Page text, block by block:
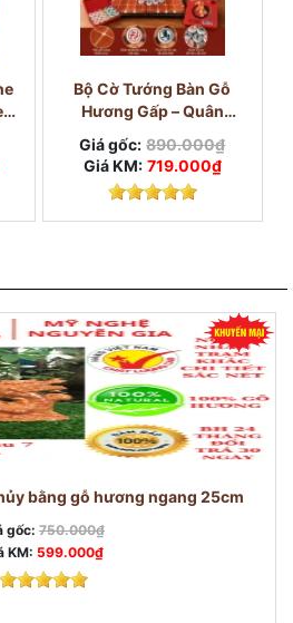
Bộ Cờ Tướng Bàn Gỗ
Hương Gấp – Quân
Melamine Trắng Ngọc
3,8cm
Giá gốc: 890.000₫
Giá KM: 719.000₫
bằng gỗ hương ngang 25cm
gốc: 750.000₫
KM: 599.000₫